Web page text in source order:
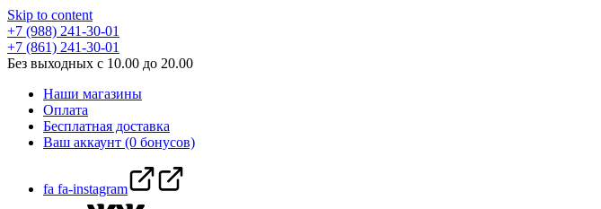
Skip to content
+7 (988) 241-30-01
+7 (861) 241-30-01
Без выходных с 10.00 до 20.00
Наши магазины
Оплата
Бесплатная доставка
Ваш аккаунт (0 бонусов)
fa fa-instagram